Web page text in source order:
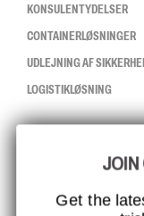
KONSULENTYDELSER
CONTAINERLØSNINGER
UDLEJNING AF
LOGISTIKLØSNING
ISO-CERTIFICERING
GLOBAL RÆKKEVIDDE
Get the